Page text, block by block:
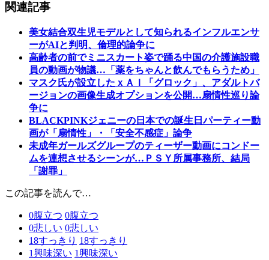
関連記事
美女結合双生児モデルとして知られるインフルエンサ
ーがAIと判明、倫理的論争に
高齢者の前でミニスカート姿で踊る中国の介護施設職
員の動画が物議…「薬をちゃんと飲んでもらうため」
マスク氏が設立したｘＡＩ「グロック」、アダルトバ
ージョンの画像生成オプションを公開…扇情性巡り論
争に
BLACKPINKジェニーの日本での誕生日パーティー動
画が「扇情性」・「安全不感症」論争
未成年ガールズグループのティーザー動画にコンドー
ムを連想させるシーンが…ＰＳＹ所属事務所、結局
「謝罪」
この記事を読んで…
0腹立つ 0腹立つ
0悲しい 0悲しい
18すっきり 18すっきり
1興味深い 1興味深い